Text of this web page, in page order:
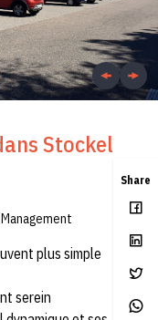
Stockel
plus simple
serein
Share